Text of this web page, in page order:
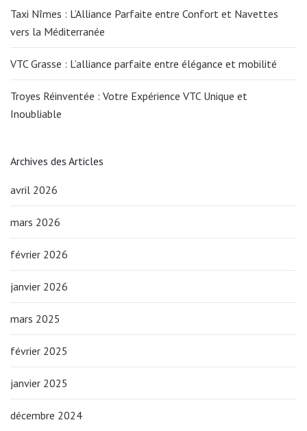
Taxi Nîmes : L’Alliance Parfaite entre Confort et Navettes
vers la Méditerranée
VTC Grasse : L’alliance parfaite entre élégance et mobilité
Troyes Réinventée : Votre Expérience VTC Unique et
Inoubliable
Archives des Articles
avril 2026
mars 2026
février 2026
janvier 2026
mars 2025
février 2025
janvier 2025
décembre 2024